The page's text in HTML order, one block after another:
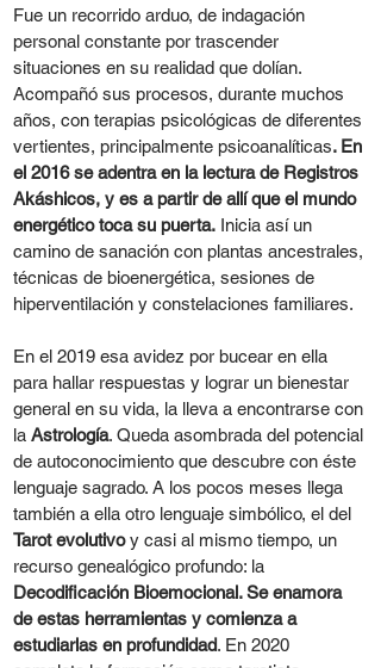
Fue un recorrido arduo, de indagación
personal constante por trascender
situaciones en su realidad que dolían.
Acompañó sus procesos, durante muchos
años, con terapias psicológicas de diferentes
vertientes, principalmente psicoanalíticas. En
el 2016 se adentra en la lectura de Registros
Akáshicos, y es a partir de allí que el mundo
energético toca su puerta. Inicia así un
camino de sanación con plantas ancestrales,
técnicas de bioenergética, sesiones de
hiperventilación y constelaciones familiares.
En el 2019 esa avidez por bucear en ella
para hallar respuestas y lograr un bienestar
general en su vida, la lleva a encontrarse con
la Astrología. Queda asombrada del potencial
de autoconocimiento que descubre con éste
lenguaje sagrado. A los pocos meses llega
también a ella otro lenguaje simbólico, el del
Tarot evolutivoy casi al mismo tiempo, un
recurso genealógico profundo: la
Decodificación Bioemocional. Se enamora
de estas herramientas y comienza a
estudiarlas en profundidad. En 2020